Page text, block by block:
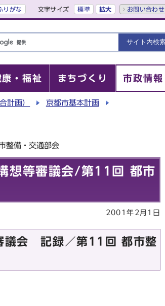
りがな 文字サイズ 標準 拡大 お問い合わせ
康・福祉 まちづくり 市政情報
計画）
京都市基本計画​
整備・交通部会
想等審議会/第11回 都市
2001年2月1日
議会 記録／第11回 都市整